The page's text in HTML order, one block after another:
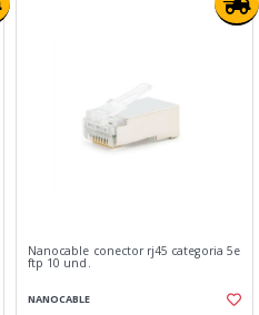
Nanocable conector rj45 categoria 5e
ftp 10 und.
NANOCABLE